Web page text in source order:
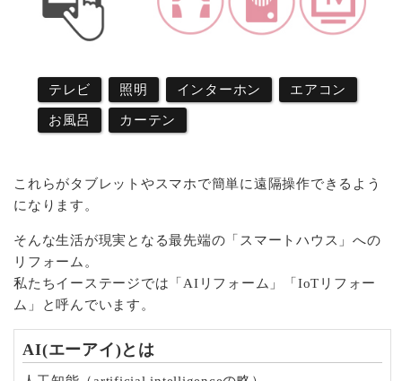
テレビ 照明 インターホン エアコン
お風呂 カーテン
これらがタブレットやスマホで簡単に遠隔操作できるよう
になります。
そんな生活が現実となる最先端の「スマートハウス」への
リフォーム。
私たちイーステージでは「AIリフォーム」「IoTリフォー
ム」と呼んでいます。
AI(エーアイ)とは